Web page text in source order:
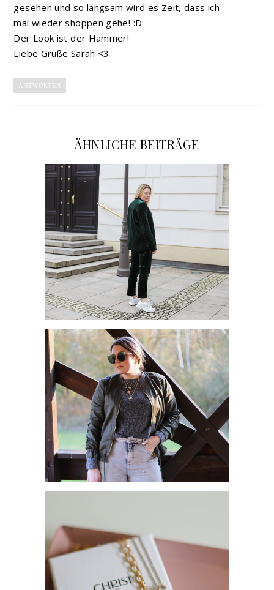
gesehen und so langsam wird es Zeit, dass ich
mal wieder shoppen gehe! :D
Der Look ist der Hammer!
Liebe Grüße Sarah <3
ANTWORTEN
ÄHNLICHE BEITRÄGE
HERBSTTREND: HOSENANZUG
MEINE LIEBSTEN